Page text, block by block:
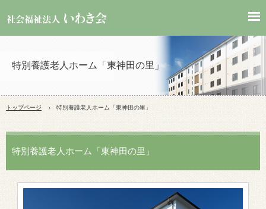
特別養護老人ホーム「東神田の里」
トップページ 特別養護老人ホーム「東神田の里」
特別養護老人ホーム「東神田の里」